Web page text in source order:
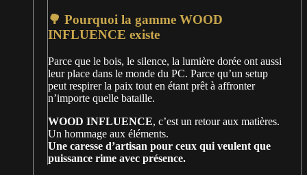
🌳 Pourquoi la gamme WOOD
INFLUENCE existe
Parce que le bois, le silence, la lumière dorée ont aussi
leur place dans le monde du PC. Parce qu’un setup
peut respirer la paix tout en étant prêt à affronter
n’importe quelle bataille.
WOOD INFLUENCE, c’est un retour aux matières.
Un hommage aux éléments.
Une caresse d’artisan pour ceux qui veulent que
puissance rime avec présence.